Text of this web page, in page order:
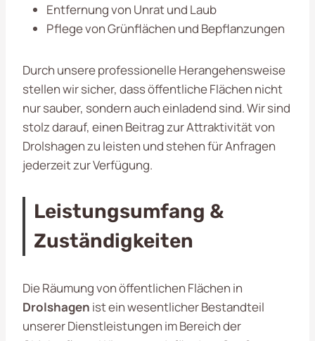
Entfernung von Unrat und Laub
Pflege von Grünflächen und Bepflanzungen
Durch unsere professionelle Herangehensweise
stellen wir sicher, dass öffentliche Flächen nicht
nur sauber, sondern auch einladend sind. Wir sind
stolz darauf, einen Beitrag zur Attraktivität von
Drolshagen zu leisten und stehen für Anfragen
jederzeit zur Verfügung.
Leistungsumfang &
Zuständigkeiten
Die Räumung von öffentlichen Flächen in
Drolshagen ist ein wesentlicher Bestandteil
unserer Dienstleistungen im Bereich der